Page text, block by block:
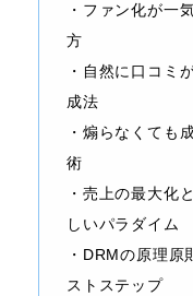
・ファン化が一
方
・自然に口コミ
成法
・煽らなくても
術
・売上の最大化
しいパラダイム
・DRMの原理
ストステップ